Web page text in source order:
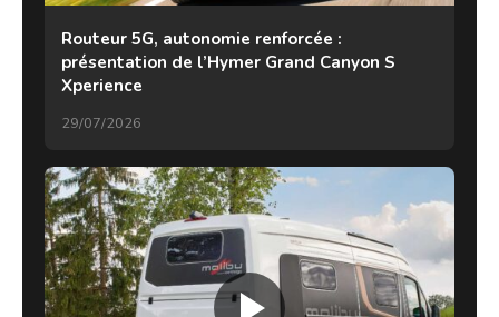
Routeur 5G, autonomie renforcée :
présentation de l’Hymer Grand Canyon S
Xperience
29/07/2026